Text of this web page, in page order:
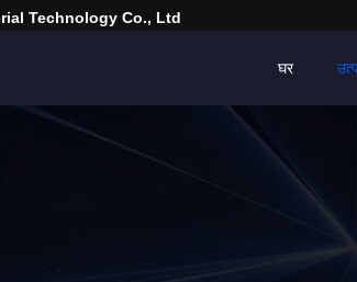
Technology Co., Ltd
घर